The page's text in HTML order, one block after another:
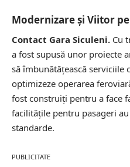
Modernizare și Viitor
Contact Gara Siculeni. Cu
a fost supusă unor proiecte
să îmbunătățească serviciile
optimizeze operarea
fost construiți pentru a face
facilitățile pentru pasageri
standarde.
PUBLICITATE